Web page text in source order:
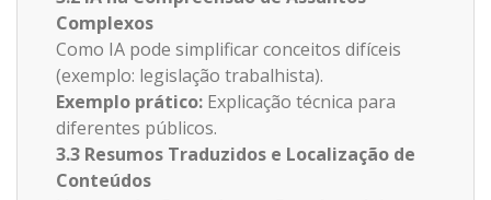
Complexos
Como IA pode simplificar conceitos difíceis
(exemplo: legislação trabalhista).
Exemplo prático: Explicação técnica para
diferentes públicos.
3.3 Resumos Traduzidos e Localização de
Conteúdos